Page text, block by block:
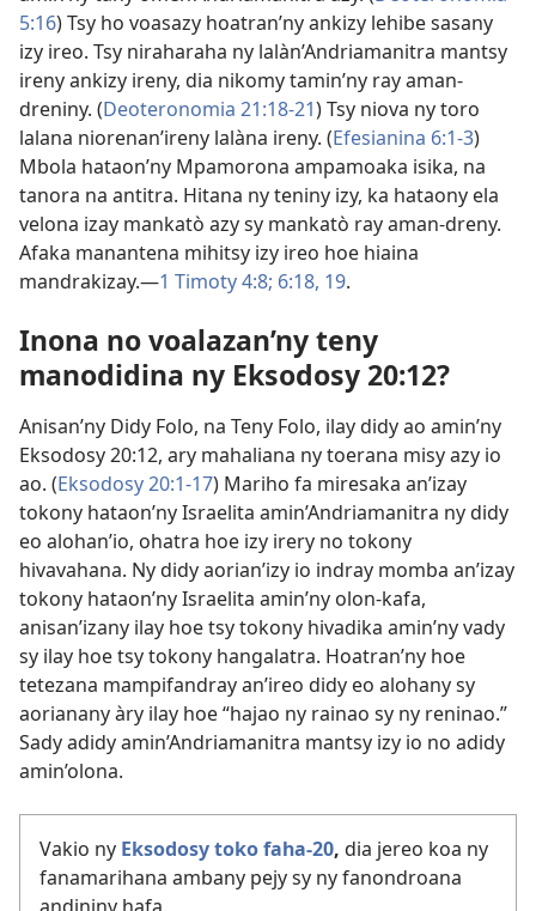
5:16) Tsy ho voasazy hoatran’ny ankizy lehibe sasany
izy ireo. Tsy niraharaha ny lalàn’Andriamanitra mantsy
ireny ankizy ireny, dia nikomy tamin’ny ray aman-
dreniny. (Deoteronomia 21:18-21) Tsy niova ny toro
lalana niorenan’ireny lalàna ireny. (Efesianina 6:1-3)
Mbola hataon’ny Mpamorona ampamoaka isika, na
tanora na antitra. Hitana ny teniny izy, ka hataony ela
velona izay mankatò azy sy mankatò ray aman-dreny.
Afaka manantena mihitsy izy ireo hoe hiaina
mandrakizay.—1 Timoty 4:8; 6:18, 19.
Inona no voalazan’ny teny
manodidina ny Eksodosy 20:12?
Anisan’ny Didy Folo, na Teny Folo, ilay didy ao amin’ny
Eksodosy 20:12, ary mahaliana ny toerana misy azy io
ao. (Eksodosy 20:1-17) Mariho fa miresaka an’izay
tokony hataon’ny Israelita amin’Andriamanitra ny didy
eo alohan’io, ohatra hoe izy irery no tokony
hivavahana. Ny didy aorian’izy io indray momba an’izay
tokony hataon’ny Israelita amin’ny olon-kafa,
anisan’izany ilay hoe tsy tokony hivadika amin’ny vady
sy ilay hoe tsy tokony hangalatra. Hoatran’ny hoe
tetezana mampifandray an’ireo didy eo alohany sy
aorianany àry ilay hoe “hajao ny rainao sy ny reninao.”
Sady adidy amin’Andriamanitra mantsy izy io no adidy
amin’olona.
Vakio ny Eksodosy toko faha-​20, dia jereo koa ny
fanamarihana ambany pejy sy ny fanondroana